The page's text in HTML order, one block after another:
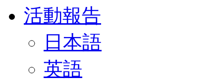
活動報告
日本語
英語